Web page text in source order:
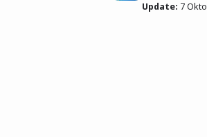
Update: 7